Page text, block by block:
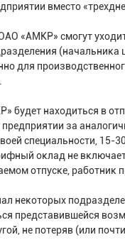
вместо
«АМКР» смогут
для
будет находиться в
за
специальности, 15-
оклад не
отпуске, работник
некоторых
представившейся
не потеряв (или